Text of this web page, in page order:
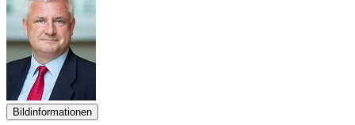
Bildinformationen